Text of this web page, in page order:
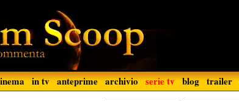
in tv anteprime archivio serie tv blog trailer